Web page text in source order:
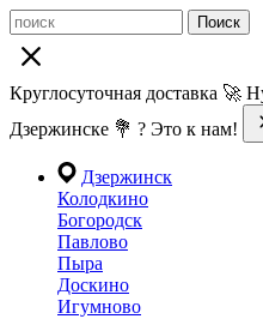
Поиск
Круглосуточная доставка 🚀
Дзержинске 💐 ? Это к нам!
Дзержинск
Колодкино
Богородск
Павлово
Пыра
Доскино
Игумново